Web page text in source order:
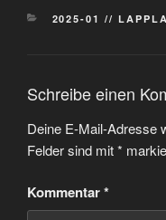
KATEGORIEN
2025-01 //
Schreibe einen
Deine E-Mail-Adresse
Felder sind mit*
Kommentar*